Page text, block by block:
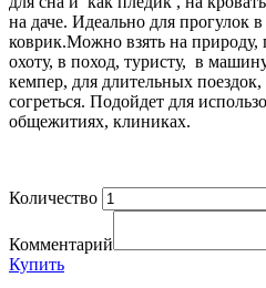
на даче. Идеально для прогулок
коврик.Можно взять на природу,
охоту, в поход, туристу, в
кемпер, для длительных
согреться. Подойдет для
общежитиях, клиниках.
Количество
Комментарий
Купить